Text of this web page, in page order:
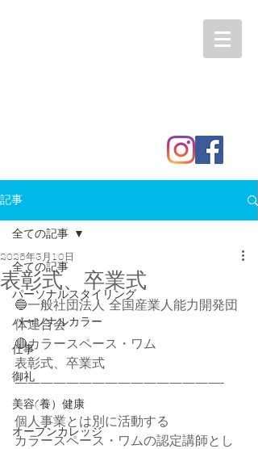
記事
全ての記事
パーソナルスタイリング
パーソナルカラー
仕事
御礼
美容(養）健康
オープンカレッジ
全ての記事
表彰式、卒業式
2025年3月10日
🔵一般社団法人 全国産業人能力開発団
体連合会
🔴カラースペース・ワム
表彰式、卒業式
————————————————-
個人事業とは別に活動する
カラースペース・ワムの認定講師とし